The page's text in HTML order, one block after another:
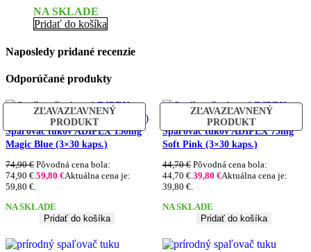
NA SKLADE
Pridať do košíka
Naposledy pridané recenzie
Odporúčané produkty
ZĽAVAZĽAVNENÝ
PRODUKT
Spaľovač tukov ADIPEX 150mg
Magic Blue (3×30 kaps.)
74,90€ Pôvodná cena bola:
74,90 €.59,80 €Aktuálna cena je:
59,80 €.
NA SKLADE
Pridať do košíka
ZĽAVAZĽAVNENÝ
PRODUKT
Spaľovač tukov ADIPEX 75mg
Soft Pink (3×30 kaps.)
44,70€ Pôvodná cena bola:
44,70 €.39,80 €Aktuálna cena je:
39,80 €.
NA SKLADE
Pridať do košíka